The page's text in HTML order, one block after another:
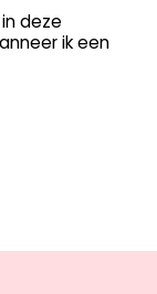
deze
ik een